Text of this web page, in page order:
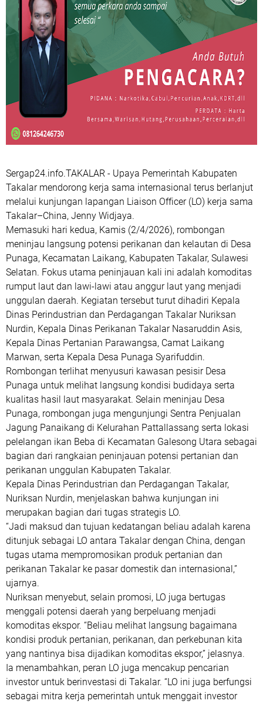
Sergap24.info.TAKALAR - Upaya Pemerintah Kabupaten
Takalar mendorong kerja sama internasional terus berlanjut
melalui kunjungan lapangan Liaison Officer (LO) kerja sama
Takalar–China, Jenny Widjaya.
Memasuki hari kedua, Kamis (2/4/2026), rombongan
meninjau langsung potensi perikanan dan kelautan di Desa
Punaga, Kecamatan Laikang, Kabupaten Takalar, Sulawesi
Selatan. Fokus utama peninjauan kali ini adalah komoditas
rumput laut dan lawi-lawi atau anggur laut yang menjadi
unggulan daerah. Kegiatan tersebut turut dihadiri Kepala
Dinas Perindustrian dan Perdagangan Takalar Nuriksan
Nurdin, Kepala Dinas Perikanan Takalar Nasaruddin Asis,
Kepala Dinas Pertanian Parawangsa, Camat Laikang
Marwan, serta Kepala Desa Punaga Syarifuddin.
Rombongan terlihat menyusuri kawasan pesisir Desa
Punaga untuk melihat langsung kondisi budidaya serta
kualitas hasil laut masyarakat. Selain meninjau Desa
Punaga, rombongan juga mengunjungi Sentra Penjualan
Jagung Panaikang di Kelurahan Pattallassang serta lokasi
pelelangan ikan Beba di Kecamatan Galesong Utara sebagai
bagian dari rangkaian peninjauan potensi pertanian dan
perikanan unggulan Kabupaten Takalar.
Kepala Dinas Perindustrian dan Perdagangan Takalar,
Nuriksan Nurdin, menjelaskan bahwa kunjungan ini
merupakan bagian dari tugas strategis LO.
“Jadi maksud dan tujuan kedatangan beliau adalah karena
ditunjuk sebagai LO antara Takalar dengan China, dengan
tugas utama mempromosikan produk pertanian dan
perikanan Takalar ke pasar domestik dan internasional,”
ujarnya.
Nuriksan menyebut, selain promosi, LO juga bertugas
menggali potensi daerah yang berpeluang menjadi
komoditas ekspor. “Beliau melihat langsung bagaimana
kondisi produk pertanian, perikanan, dan perkebunan kita
yang nantinya bisa dijadikan komoditas ekspor,” jelasnya.
Ia menambahkan, peran LO juga mencakup pencarian
investor untuk berinvestasi di Takalar. “LO ini juga berfungsi
sebagai mitra kerja pemerintah untuk menggait investor